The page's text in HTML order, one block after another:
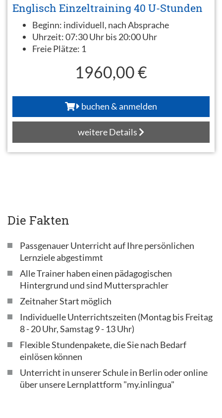
Englisch Einzeltraining 40 U-Stunden
Beginn: individuell, nach Absprache
Uhrzeit:07:30 Uhr bis 20:00 Uhr
Freie Plätze: 1
1960,00 €
buchen & anmelden
weitere Details
Die Fakten
Passgenauer Unterricht auf Ihre persönlichen
Lernziele abgestimmt
Alle Trainer haben einen pädagogischen
Hintergrund und sind Muttersprachler
Zeitnaher Start möglich
Individuelle Unterrichtszeiten (Montag bis Freitag
8 - 20 Uhr, Samstag 9 - 13 Uhr)
Flexible Stundenpakete, die Sie nach Bedarf
einlösen können
Unterricht in unserer Schule in Berlin oder online
über unsere Lernplattform "my.inlingua"